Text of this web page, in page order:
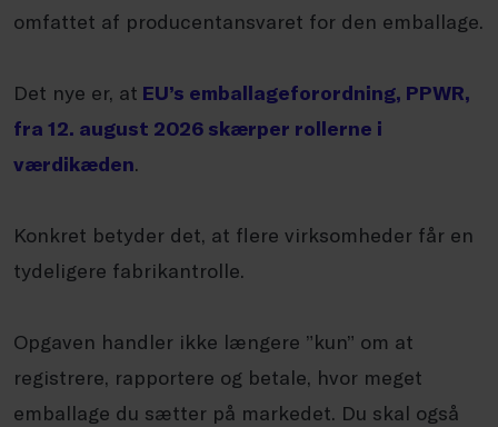
omfattet af producentansvaret for den emballage.
Det nye er, at EU’s emballageforordning, PPWR,
fra 12. august 2026 skærper rollerne i
værdikæden.
Konkret betyder det, at flere virksomheder får en
tydeligere fabrikantrolle.
Opgaven handler ikke længere ”kun” om at
registrere, rapportere og betale, hvor meget
emballage du sætter på markedet. Du skal også